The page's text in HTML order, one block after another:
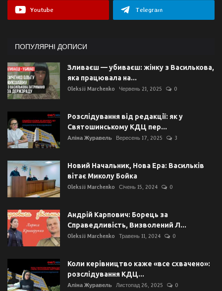
Youtube Telegram
ПОПУЛЯРНІ ДОПИСИ
Зливаєш — убиваєш: жінку з Василькова,
яка працювала на...
Oleksii Marchenko Червень 21, 2025 0
Розслідування від редакції: як у
Святошинському КДЦ пер...
Аліна Журавель Вересень 17, 2025 3
Новий Начальник, Нова Ера: Васильків
вітає Миколу Бойка
Oleksii Marchenko Січень 15, 2024 0
Андрій Карпович: Борець за
Справедливість, Визволений Л...
Oleksii Marchenko Травень 11, 2024 0
Коли керівництво каже «все схвачено»:
розслідування КДЦ...
Аліна Журавель Листопад 26, 2025 0